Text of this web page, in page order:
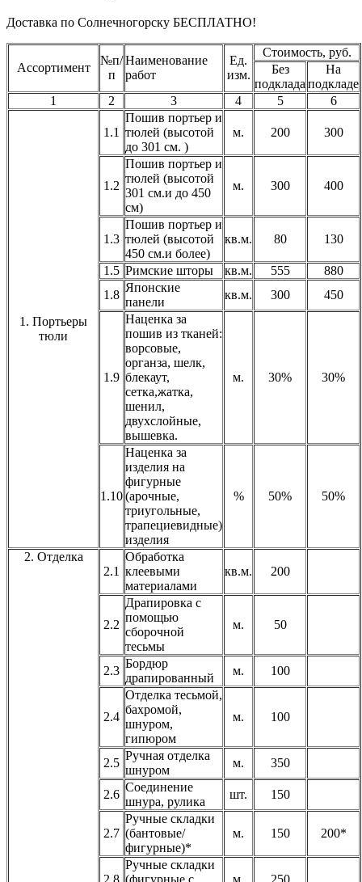
Доставка по Солнечногорску БЕСПЛАТНО!
Ассортимент
№п/
п
Наименование
работ
Ед.
изм.
Стоимость, руб.
Без
подклада
На
подкладе
1
2 3 4 5 6
1. Портьеры
тюли
1.1
Пошив портьер и
тюлей (высотой
до 301 см. )
м. 200 300
1.2
Пошив портьер и
тюлей (высотой
301 см.и до 450
см)
м. 300 400
1.3
Пошив портьер и
тюлей (высотой
450 см.и более)
кв.м. 80 130
1.5 Римские шторы кв.м. 555
880
1.8
Японские
панели
кв.м. 300 450
1.9
Наценка за
пошив из тканей:
ворсовые,
органза, шелк,
блекаут,
сетка,жатка,
шенил,
двухслойные,
вышевка.
м. 30% 30%
1.10
Наценка за
изделия на
фигурные
(арочные,
триугольные,
трапециевидные)
изделия
% 50% 50%
2. Отделка
2.1
Обработка
клеевыми
материалами
кв.м. 200
2.2
Драпировка с
помощью
сборочной
тесьмы
м. 50
2.3
Бордюр
драпированный
м. 100
2.4
Отделка тесьмой,
бахромой,
шнуром,
гипюром
м. 100
2.5
Ручная отделка
шнуром
м. 350
2.6
Соединение
шнура, рулика
шт. 150
2.7
Ручные складки
(бантовые/
фигурные)*
м. 150 200*
Ручные складки